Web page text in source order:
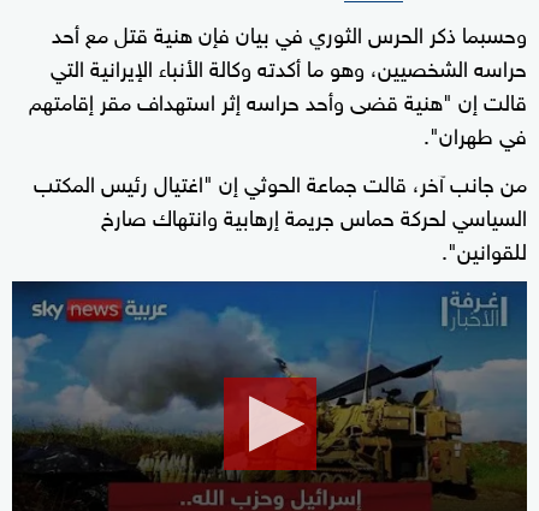
وحسبما ذكر الحرس الثوري في بيان فإن هنية قتل مع أحد
حراسه الشخصيين، وهو ما أكدته وكالة الأنباء الإيرانية التي
قالت إن "هنية قضى وأحد حراسه إثر استهداف مقر إقامتهم
في طهران".
من جانب آخر، قالت جماعة الحوثي إن "اغتيال رئيس المكتب
السياسي لحركة حماس جريمة إرهابية وانتهاك صارخ
للقوانين".
seconds
10
minutes,
seconds